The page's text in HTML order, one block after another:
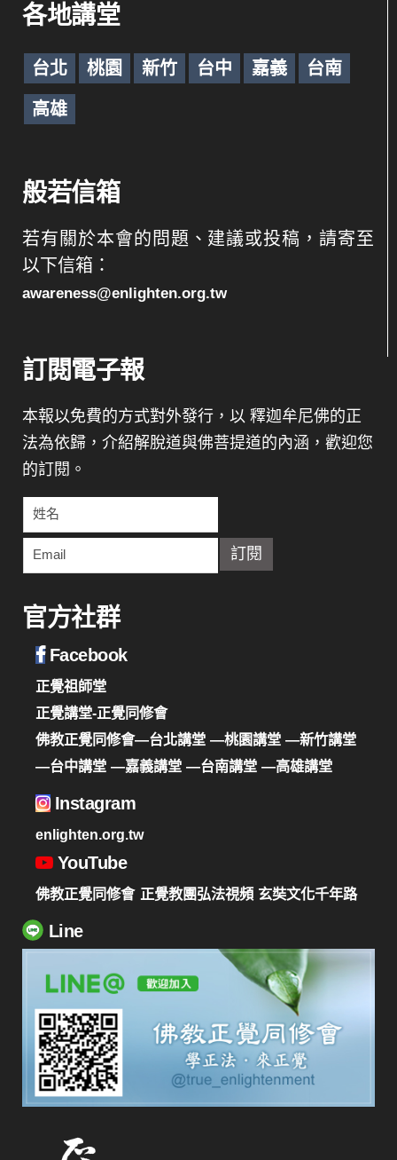
各地講堂
台北 桃園 新竹 台中 嘉義 台南
高雄
般若信箱
若有關於本會的問題、建議或投稿，請寄至
以下信箱：
awareness@enlighten.org.tw
訂閱電子報
本報以免費的方式對外發行，以 釋迦牟尼佛的正
法為依歸，介紹解脫道與佛菩提道的內涵，歡迎您
的訂閱。
官方社群
Facebook
正覺祖師堂
正覺講堂-正覺同修會
佛教正覺同修會—台北講堂 —桃園講堂 —新竹講堂
—台中講堂 —嘉義講堂 —台南講堂 —高雄講堂
Instagram
enlighten.org.tw
YouTube
佛教正覺同修會 正覺教團弘法視頻 玄奘文化千年路
Line